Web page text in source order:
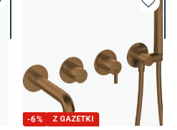
-6% Z GAZETKI